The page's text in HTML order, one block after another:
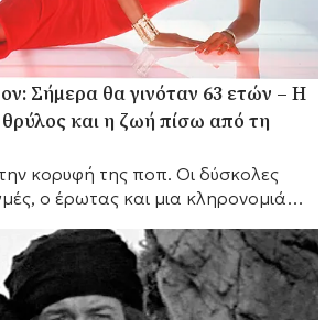
Σήμερα θα γινόταν 63 ετών – Η
και η ζωή πίσω από τη
κορυφή της ποπ. Οι δύσκολες
ο έρωτας και μια κληρονομιά